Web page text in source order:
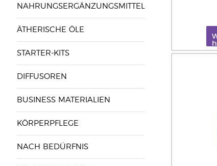
NAHRUNGSERGÄNZUNGSMITTEL
ÄTHERISCHE ÖLE
STARTER-KITS
DIFFUSOREN
BUSINESS MATERIALIEN
KÖRPERPFLEGE
NACH BEDÜRFNIS